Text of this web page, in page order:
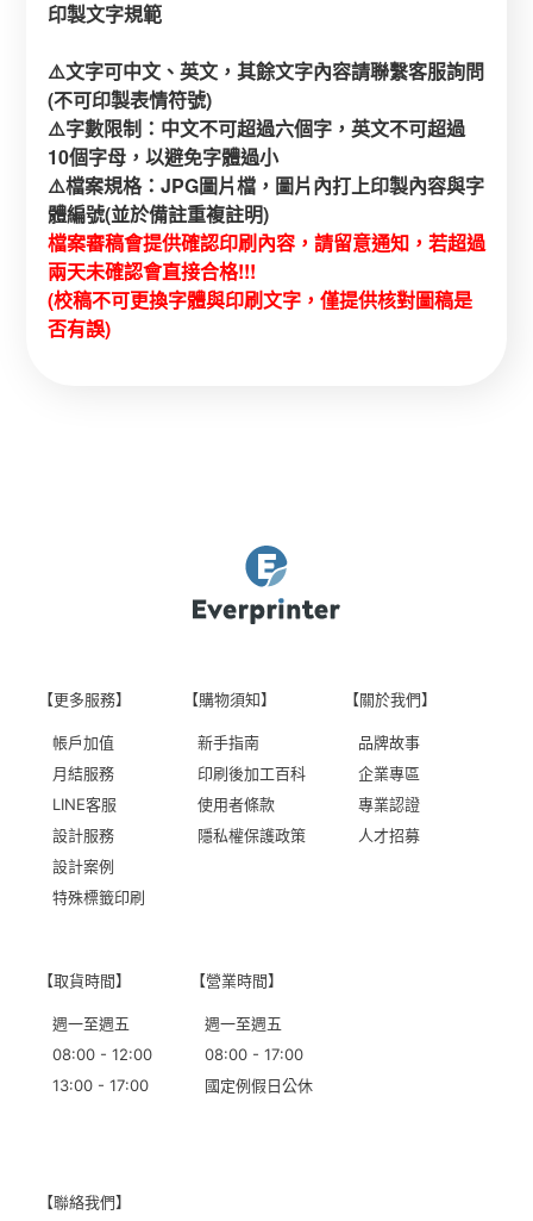
印製文字規範
⚠️文字可中文、英文，其餘文字內容請聯繫客服詢問
(不可印製表情符號)
⚠️字數限制：中文不可超過六個字，英文不可超過
10個字母，以避免字體過小
⚠️檔案規格：JPG圖片檔，圖片內打上印製內容與字
體編號(並於備註重複註明)
檔案審稿會提供確認印刷內容，請留意通知，若超過
兩天未確認會直接合格!!!
(校稿不可更換字體與印刷文字，僅提供核對圖稿是
否有誤)
【更多服務】
帳戶加值
月結服務
LINE客服
設計服務
設計案例
特殊標籤印刷
【購物須知】
新手指南
印刷後加工百科
使用者條款
隱私權保護政策
【關於我們】
品牌故事
企業專區
專業認證
人才招募
【取貨時間】
週一至週五
08:00 - 12:00
13:00 - 17:00
【營業時間】
週一至週五
08:00 - 17:00
國定例假日公休
【聯絡我們】